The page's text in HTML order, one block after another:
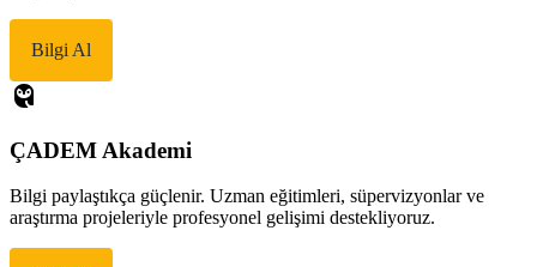
Bilgi Al
ÇADEM Akademi
Bilgi paylaştıkça güçlenir. Uzman eğitimleri, süpervizyonlar ve
araştırma projeleriyle profesyonel gelişimi destekliyoruz.